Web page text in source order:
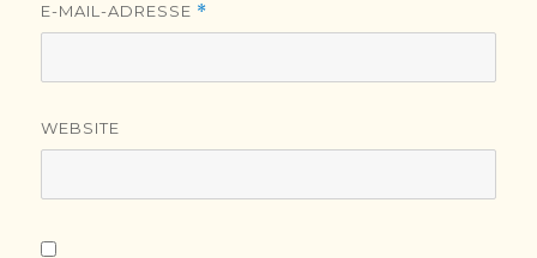
E-MAIL-ADRESSE *
WEBSITE